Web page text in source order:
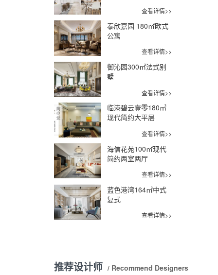
查看详情>>
泰欣嘉园 180㎡欧式
公寓
查看详情>>
御沁园300㎡法式别
墅
查看详情>>
临港碧云壹零180㎡
现代简约大平层
查看详情>>
海信花苑100㎡现代
简约两室两厅
查看详情>>
蓝色港湾164㎡中式
复式
查看详情>>
推荐设计师 / Recommend Designers